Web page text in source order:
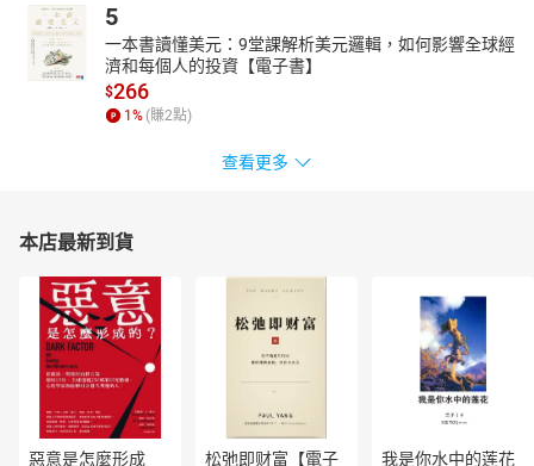
5
一本書讀懂美元：9堂課解析美元邏輯，如何影響全球經
濟和每個人的投資【電子書】
$266
1% (賺2點)
查看更多
本店最新到貨
惡意是怎麼形成
松弛即财富【電子
我是你水中的莲花